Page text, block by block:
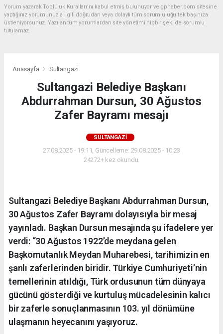
Yorum yazarak Topluluk Kuralları’nı kabul etmiş bulunuyor ve gphaber.com sitesine
yaptığınız yorumunuzla ilgili doğrudan veya dolaylı tüm sorumluluğu tek başınıza
üstleniyorsunuz. Yazılan tüm yorumlardan site yönetimi hiçbir şekilde sorumlu
tutulamaz.
Anasayfa Sultangazi
Sultangazi Belediye Başkanı
Abdurrahman Dursun, 30 Ağustos
Zafer Bayramı mesajı
SULTANGAZI
27.08.2025 - 19:11, Güncelleme: 29.08.2025 - 10:23
24272+ kez okundu.
Sultangazi Belediye Başkanı Abdurrahman Dursun,
30 Ağustos Zafer Bayramı dolayısıyla bir mesaj
yayınladı. Başkan Dursun mesajında şu ifadelere yer
verdi: “30 Ağustos 1922’de meydana gelen
Başkomutanlık Meydan Muharebesi, tarihimizin en
şanlı zaferlerinden biridir. Türkiye Cumhuriyeti’nin
temellerinin atıldığı, Türk ordusunun tüm dünyaya
gücünü gösterdiği ve kurtuluş mücadelesinin kalıcı
bir zaferle sonuçlanmasının 103. yıl dönümüne
ulaşmanın heyecanını yaşıyoruz.